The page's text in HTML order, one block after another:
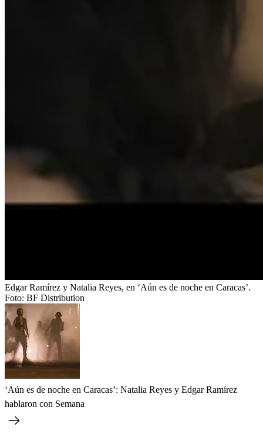
Edgar Ramírez y Natalia Reyes, en ‘Aún es de noche en Caracas’.
Foto: BF Distribution
‘Aún es de noche en Caracas’: Natalia Reyes y Edgar Ramírez
hablaron con Semana